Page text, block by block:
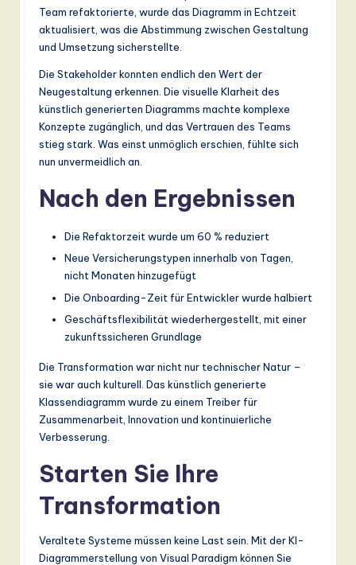
Team refaktorierte, wurde das Diagramm in Echtzeit
aktualisiert, was die Abstimmung zwischen Gestaltung
und Umsetzung sicherstellte.
Die Stakeholder konnten endlich den Wert der
Neugestaltung erkennen. Die visuelle Klarheit des
künstlich generierten Diagramms machte komplexe
Konzepte zugänglich, und das Vertrauen des Teams
stieg stark. Was einst unmöglich erschien, fühlte sich
nun unvermeidlich an.
Nach den Ergebnissen
Die Refaktorzeit wurde um 60 % reduziert
Neue Versicherungstypen innerhalb von Tagen,
nicht Monaten hinzugefügt
Die Onboarding-Zeit für Entwickler wurde halbiert
Geschäftsflexibilität wiederhergestellt, mit einer
zukunftssicheren Grundlage
Die Transformation war nicht nur technischer Natur –
sie war auch kulturell. Das künstlich generierte
Klassendiagramm wurde zu einem Treiber für
Zusammenarbeit, Innovation und kontinuierliche
Verbesserung.
Starten Sie Ihre
Transformation
Veraltete Systeme müssen keine Last sein. Mit der KI-
Diagrammerstellung von Visual Paradigm können Sie